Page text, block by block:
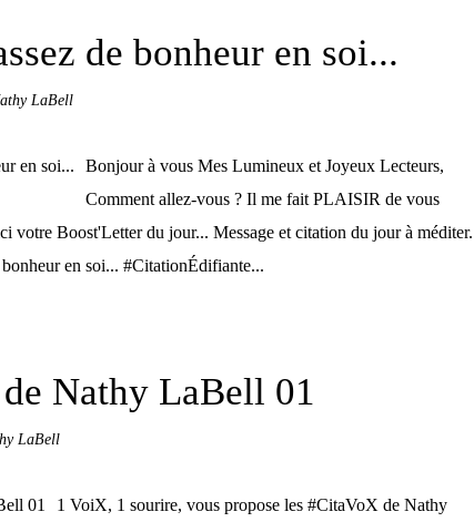
de bonheur en soi...
LaBell
Bonjour à vous Mes Lumineux et Joyeux Lecteurs,
Comment allez-vous ? Il me fait PLAISIR de vous
Boost'Letter du jour... Message et citation du jour à méditer.
en soi... #CitationÉdifiante...
Nathy LaBell 01
LaBell
1 VoiX, 1 sourire, vous propose les #CitaVoX de Nathy